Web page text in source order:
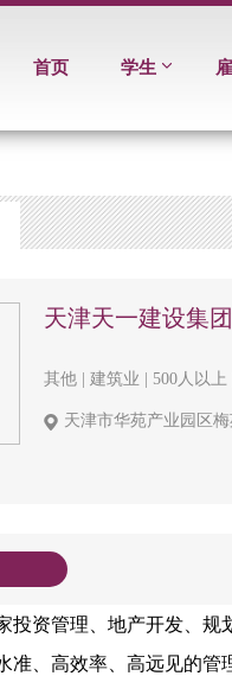
首页 学生
天津天一建设集
其他 | 建筑业 | 500人以上
天津市华苑产业园区
投资管理、地产开发、规
准、高效率、高远见的